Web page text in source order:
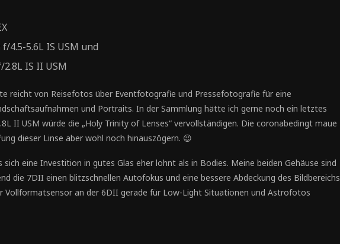
4.5-5.6L IS USM und
2.8L IS II USM
reicht von Reisefotos über Eventfotografie und Pressefotografie für eine
und Portraits. In der Sammlung hätte ich gerne noch ein letztes
II USM würde die „Holy Trinity of Lenses“ vervollständigen. Die coronabedingt maue
dieser Linse aber wohl noch hinauszögern. 😉
sich eine Investition in gutes Glas eher lohnt als in Bodies. Meine beiden Gehäuse sind
die 7DII einen blitzschnellen Autofokus und eine bessere Abdeckung des Bildbereichs
Vollformatsensor an der 6DII gerade für Low-Light Situationen und Astrofotos